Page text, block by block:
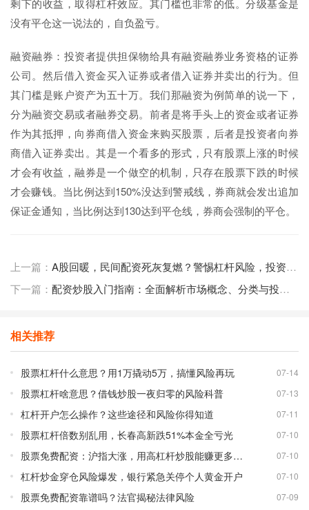
剩下的收益，取得杠杆效应。其门槛也非常的低。分级基金是
没有平仓这一说法的，自负盈亏。
融资融券：投资者提供担保物给具有融资融券业务资格的证券
公司。然后借入资金买入证券或者借入证券并卖出的行为。但
其门槛是账户资产为五十万。我们那融资为例简单的说一下，
分为融资交易或者融券交易。前者是将手头上的资金或者证券
作为其抵押，向券商借入资金来购买股票，后者是投资者向券
商借入证券卖出。其是一个看多的形式，只有股票上涨的时候
才会有收益，融券是一个做空的机制，只存在股票下跌的时候
才会赚钱。当比例达到150%没达到警戒线，券商就会发出追加
保证金通知，当比例达到130达到平仓线，券商会强制的平仓。
上一篇： A股回暖，民间配资死灰复燃？警惕杠杆风险，投资者需谨慎
下一篇： 配资炒股入门指南：全面解析市场概念、分类与投资策略，助你财富增值
相关推荐
股票杠杆什么意思？用1万撬动5万，搞懂风险再玩 07-14
股票杠杆啥意思？借钱炒股一夜归零的风险科普 07-13
杠杆开户怎么操作？这些途径和风险你得知道 07-11
股票杠杆倍数别乱用，长春高新跌51%本金全亏光 07-10
股票免费配资：沪指大涨，用高杠杆炒股能赚更多吗？ 07-10
杠杆炒金穿仓风险爆发，银行紧急关停个人黄金开户 07-10
股票免费配资靠谱吗？法官揭秘法律风险 07-09